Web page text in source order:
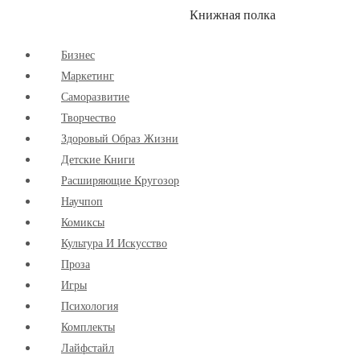
Книжная полка
Бизнес
Маркетинг
Cаморазвитие
Творчество
Здоровый Образ Жизни
Детские Книги
Расширяющие Кругозор
Научпоп
Комиксы
Культура И Искусство
Проза
Игры
Психология
Комплекты
Лайфстайл